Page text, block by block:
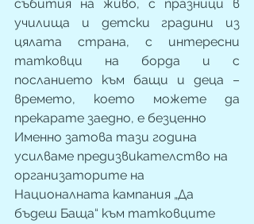
събития на живо, с празници в
училища и детски градини из
цялата страна, с интересни
татковци на борда и с
посланието към бащи и деца –
времето, което можете да
прекарате заедно, е безценно
Именно затова тази година
усилваме предизвикателство на
организаторите на
Националната кампания „Да
бъдеш Баща“ към татковците